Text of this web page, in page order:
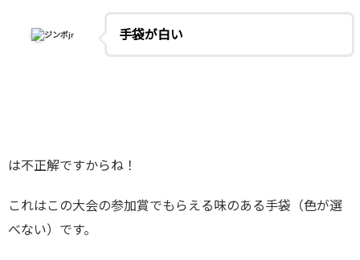
手袋が白い
ジンボjr
は不正解ですからね！
これはこの大会の参加賞でもらえる味のある手袋（色が選
べない）です。